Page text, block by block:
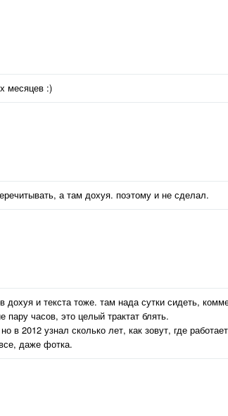
месяцев :)
а там дохуя. поэтому и не сделал.
и текста тоже. там нада сутки сидеть,
пару часов, это целый трактат блять.
в 2012 узнал сколько лет, как зовут, где
даже фотка.